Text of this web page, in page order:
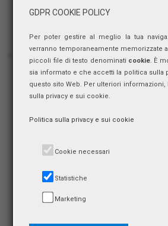
GDPR COOKIE POLICY
Per poter gestire al meglio la tua
verranno temporaneamente memorizzate
piccoli file di testo denominati cookie . È
sia informato e che accetti la politica sulla
questo sito Web. Per ulteriori informazioni,
sulla privacy e sui cookie.
Politica sulla privacy e sui cookie
Cookie necessari
Statistiche
Marketing